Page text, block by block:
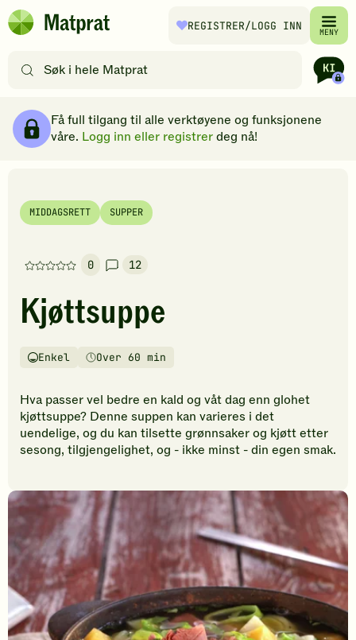
Hopp til hovedinnhold
Matprat
REGISTRER/LOGG INN MENY
etter
filtre
Få full tilgang til alle verktøyene og funksjonene
våre. Logg inn eller registrerdeg nå!
MIDDAGSRETT SUPPER
0
Denne
har
foreløpig
vurderinger.
den
første
til
å
oppskriften.
12
Kjøttsuppe
Vanskelighetsgrad
Enkel
TilberedningstidOver 60 min
Hva passer vel bedre en kald og våt dag enn glohet
kjøttsuppe? Denne suppen kan varieres i det
uendelige, og du kan tilsette grønnsaker og kjøtt etter
sesong, tilgjengelighet, og - ikke minst - din egen smak.